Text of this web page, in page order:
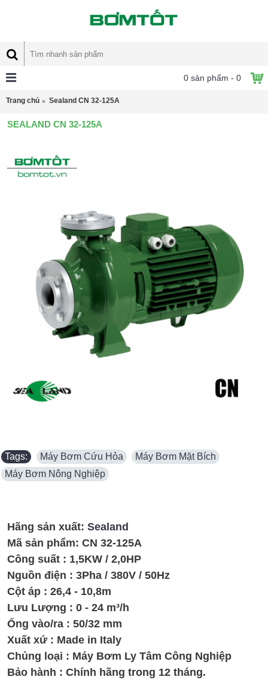
0 sản phẩm - 0
Trang chủ Sealand CN 32-125A
SEALAND CN 32-125A
Tags: Máy Bơm Cứu Hỏa Máy Bơm Mặt Bích
Máy Bơm Nông Nghiệp
Hãng sản xuất: Sealand
Mã sản phẩm: CN 32-125A
Công suất : 1,5KW / 2,0HP
Nguồn điện : 3Pha / 380V / 50Hz
Cột áp : 26,4 - 10,8m
Lưu Lượng : 0 - 24 m³/h
Ống vào/ra : 50/32 mm
Xuất xứ : Made in Italy
Chủng loại : Máy Bơm Ly Tâm Công Nghiệp
Bảo hành : Chính hãng trong 12 tháng.